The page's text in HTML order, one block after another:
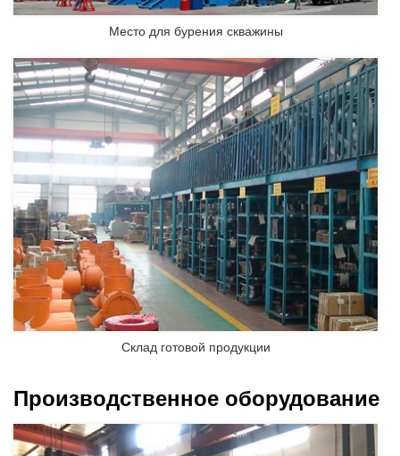
Место для бурения скважины
Склад готовой продукции
Производственное оборудование